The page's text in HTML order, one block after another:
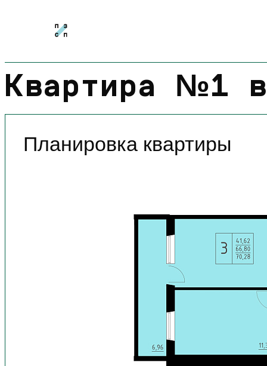
Квартира №1
Планировка квартиры